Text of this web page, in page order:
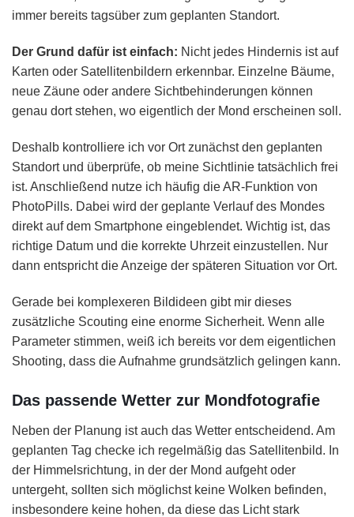
immer bereits tagsüber zum geplanten Standort.
Der Grund dafür ist einfach: Nicht jedes Hindernis ist auf
Karten oder Satellitenbildern erkennbar. Einzelne Bäume,
neue Zäune oder andere Sichtbehinderungen können
genau dort stehen, wo eigentlich der Mond erscheinen soll.
Deshalb kontrolliere ich vor Ort zunächst den geplanten
Standort und überprüfe, ob meine Sichtlinie tatsächlich frei
ist. Anschließend nutze ich häufig die AR-Funktion von
PhotoPills. Dabei wird der geplante Verlauf des Mondes
direkt auf dem Smartphone eingeblendet. Wichtig ist, das
richtige Datum und die korrekte Uhrzeit einzustellen. Nur
dann entspricht die Anzeige der späteren Situation vor Ort.
Gerade bei komplexeren Bildideen gibt mir dieses
zusätzliche Scouting eine enorme Sicherheit. Wenn alle
Parameter stimmen, weiß ich bereits vor dem eigentlichen
Shooting, dass die Aufnahme grundsätzlich gelingen kann.
Das passende Wetter zur Mondfotografie
Neben der Planung ist auch das Wetter entscheidend. Am
geplanten Tag checke ich regelmäßig das Satellitenbild. In
der Himmelsrichtung, in der der Mond aufgeht oder
untergeht, sollten sich möglichst keine Wolken befinden,
insbesondere keine hohen, da diese das Licht stark